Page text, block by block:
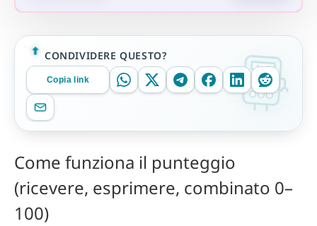
CONDIVIDERE QUESTO?
Copia link
Come funziona il punteggio
(ricevere, esprimere, combinato 0–
100)